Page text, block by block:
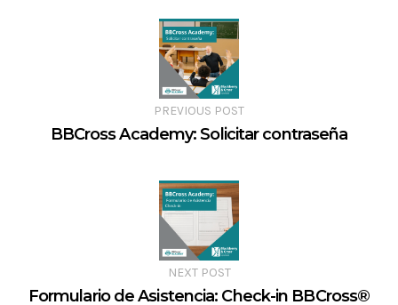
PREVIOUS POST
BBCross Academy: Solicitar contraseña
NEXT POST
Formulario de Asistencia: Check-in BBCross®